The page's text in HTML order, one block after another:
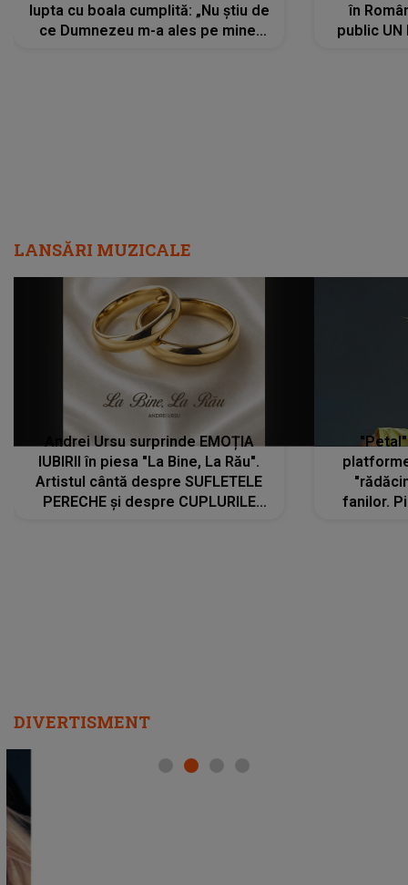
lupta cu boala cumplită: „Nu știu de
ce Dumnezeu m-a ales pe mine.
în
public UN
LANSĂRI MUZICALE
Andrei Ursu surprinde EMOȚIA
IUBIRII în piesa "La Bine, La Rău".
Artistul cântă despre SUFLETELE
PERECHE și despre CUPLURILE
fanilor.
DIVERTISMENT